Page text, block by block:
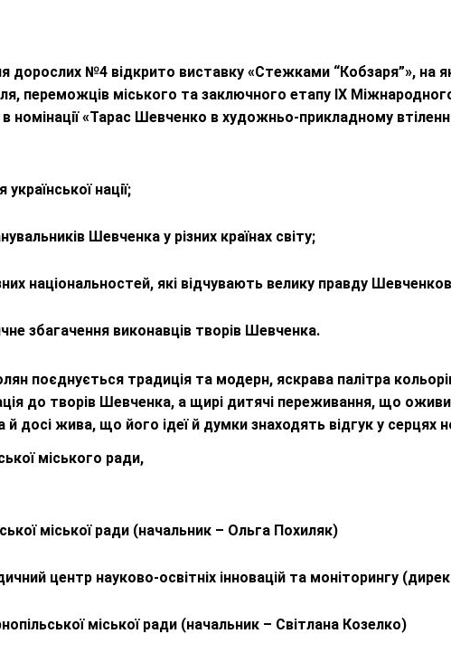
дорослих №4 відкрито виставку «Стежками “Кобзаря”», на
переможців міського та заключного етапу IX
«Тарас Шевченко в художньо-прикладному
нації;
Шевченка у різних країнах світу;
національностей, які відчувають велику правду
збагачення виконавців творів Шевченка.
поєднується традиція та модерн, яскрава палітра
до творів Шевченка, а щирі дитячі переживання, що
жива, що його ідеї й думки знаходять відгук у серцях
міського ради,
міської ради (начальник – Ольга Похиляк)
центр науково-освітніх інновацій та моніторингу
міської ради (начальник – Світлана Козелко)